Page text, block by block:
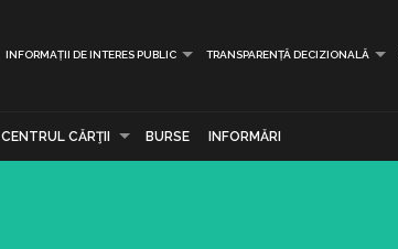
INFORMAȚII DE INTERES PUBLIC TRANSPARENȚĂ DECIZIONALĂ
CENTRUL CĂRŢII BURSE INFORMĂRI